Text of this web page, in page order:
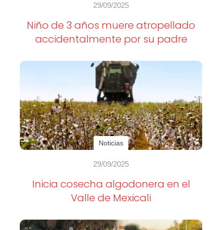
29/09/2025
Niño de 3 años muere atropellado
accidentalmente por su padre
Noticias
29/09/2025
Inicia cosecha algodonera en el
Valle de Mexicali